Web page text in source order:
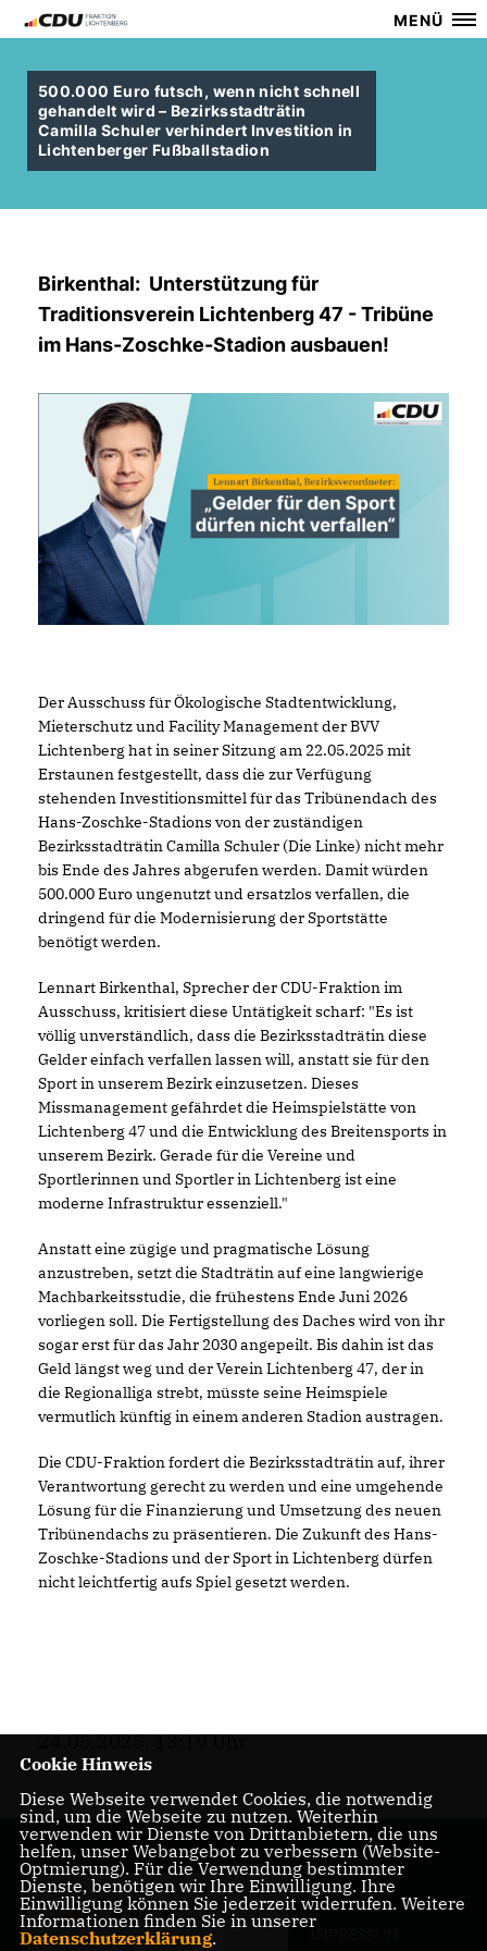
MENÜ
500.000 Euro futsch, wenn nicht schnell
gehandelt wird – Bezirksstadträtin
Camilla Schuler verhindert Investition in
Lichtenberger Fußballstadion
Birkenthal: Unterstützung für
Traditionsverein Lichtenberg 47 - Tribüne
im Hans-Zoschke-Stadion ausbauen!
Der Ausschuss für Ökologische Stadtentwicklung,
Mieterschutz und Facility Management der BVV
Lichtenberg hat in seiner Sitzung am 22.05.2025 mit
Erstaunen festgestellt, dass die zur Verfügung
stehenden Investitionsmittel für das Tribünendach des
Hans-Zoschke-Stadions von der zuständigen
Bezirksstadträtin Camilla Schuler (Die Linke) nicht mehr
bis Ende des Jahres abgerufen werden. Damit würden
500.000 Euro ungenutzt und ersatzlos verfallen, die
dringend für die Modernisierung der Sportstätte
benötigt werden.
Lennart Birkenthal, Sprecher der CDU-Fraktion im
Ausschuss, kritisiert diese Untätigkeit scharf: "Es ist
völlig unverständlich, dass die Bezirksstadträtin diese
Gelder einfach verfallen lassen will, anstatt sie für den
Sport in unserem Bezirk einzusetzen. Dieses
Missmanagement gefährdet die Heimspielstätte von
Lichtenberg 47 und die Entwicklung des Breitensports in
unserem Bezirk. Gerade für die Vereine und
Sportlerinnen und Sportler in Lichtenberg ist eine
moderne Infrastruktur essenziell."
Anstatt eine zügige und pragmatische Lösung
anzustreben, setzt die Stadträtin auf eine langwierige
Machbarkeitsstudie, die frühestens Ende Juni 2026
vorliegen soll. Die Fertigstellung des Daches wird von ihr
sogar erst für das Jahr 2030 angepeilt. Bis dahin ist das
Geld längst weg und der Verein Lichtenberg 47, der in
die Regionalliga strebt, müsste seine Heimspiele
vermutlich künftig in einem anderen Stadion austragen.
Die CDU-Fraktion fordert die Bezirksstadträtin auf, ihrer
Verantwortung gerecht zu werden und eine umgehende
Lösung für die Finanzierung und Umsetzung des neuen
Tribünendachs zu präsentieren. Die Zukunft des Hans-
Zoschke-Stadions und der Sport in Lichtenberg dürfen
nicht leichtfertig aufs Spiel gesetzt werden.
24.05.2025, 13:19 Uhr
Cookie Hinweis
Diese Webseite verwendet Cookies, die notwendig
sind, um die Webseite zu nutzen. Weiterhin
verwenden wir Dienste von Drittanbietern, die uns
helfen, unser Webangebot zu verbessern (Website-
Optmierung). Für die Verwendung bestimmter
Dienste, benötigen wir Ihre Einwilligung. Ihre
Einwilligung können Sie jederzeit widerrufen. Weitere
Informationen finden Sie in unserer
Datenschutzerklärung.